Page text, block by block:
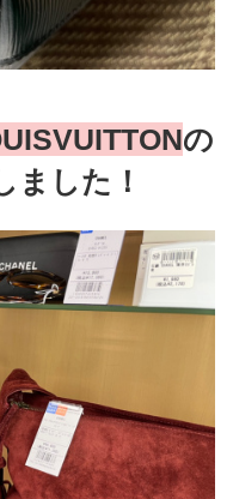
の
ました！